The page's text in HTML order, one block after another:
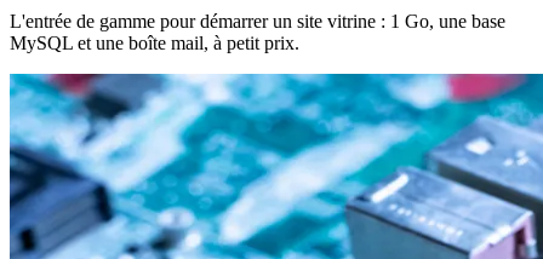
L'entrée de gamme pour démarrer un site vitrine : 1 Go, une base
MySQL et une boîte mail, à petit prix.